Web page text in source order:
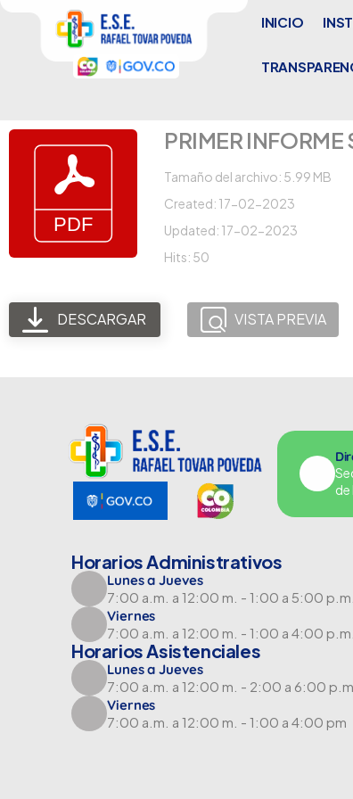
INICIO
PRIMER
Tamaño del archivo: 5.99 MB
Created: 17-02-2023
Updated: 17-02-2023
Hits: 50
DESCARGAR VISTA PREVIA
Horarios Administrativos
Lunes a Jueves
7:00 a.m. a 12:00 m. - 1:00 a 5:00 p.m.
Viernes
7:00 a.m. a 12:00 m. - 1:00 a 4:00 p.m.
Horarios Asistenciales
Lunes a Jueves
7:00 a.m. a 12:00 m. - 2:00 a 6:00 p.m.
Viernes
7:00 a.m. a 12:00 m. - 1:00 a 4:00 pm